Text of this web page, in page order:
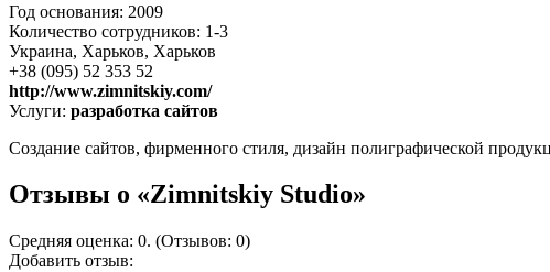
Год основания: 2009
Количество сотрудников: 1-3
Украина, Харьков, Харьков
+38 (095) 52 353 52
http://www.zimnitskiy.com/
Услуги: разработка сайтов
Создание сайтов, фирменного стиля, дизайн полиграфической
Отзывы о «Zimnitskiy Studio»
Средняя оценка: 0. (Отзывов: 0)
Добавить отзыв: